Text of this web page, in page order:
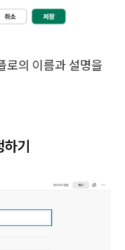
로의 이름과 설명을
기